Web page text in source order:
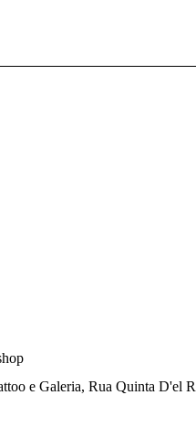
e Galeria, Rua Quinta D'el